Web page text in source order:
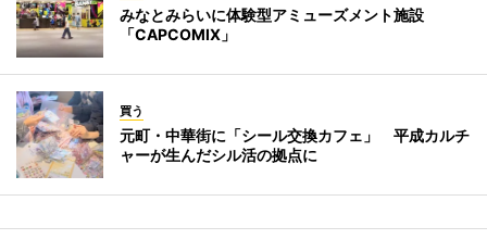
みなとみらいに体験型アミューズメント施設
「CAPCOMIX」
買う
元町・中華街に「シール交換カフェ」 平成カルチ
ャーが生んだシル活の拠点に